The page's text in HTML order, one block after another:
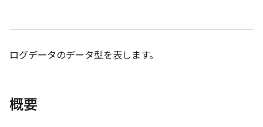
ログデータのデータ型を表します。
概要